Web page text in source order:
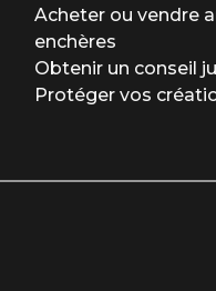
Acheter ou vendre
enchères
Obtenir un conseil
Protéger vos